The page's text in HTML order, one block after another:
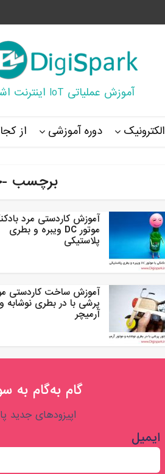
آموزش عملیاتی IoT اینترنت اشیا
الکترونیک دوره آموزشی از
برچسب -
آموزش کاردستی مرد
موتور DC ویبره و بطری
پلاستیکی
آموزش ساخت کاردستی
پرشی با در بطری نوشابه
آرمیچر
گام به‌گام به‌
اپیزودهای
ایمیل